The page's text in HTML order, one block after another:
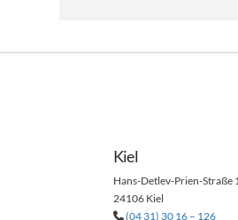
Kiel
Hans-Detlev-Prien-Straße
24106 Kiel
(04 31) 30 16 – 126